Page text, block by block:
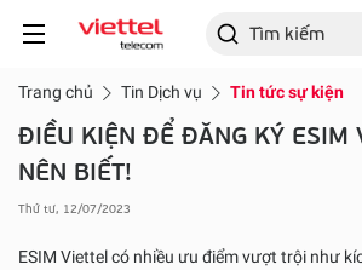
Trang chủ Tin Dịch vụ Tin tức sự kiện
ĐIỀU KIỆN ĐỂ ĐĂNG KÝ ESIM
NÊN BIẾT!
Thứ tư, 12/07/2023
ESIM Viettel có nhiều ưu điểm vượt trội như